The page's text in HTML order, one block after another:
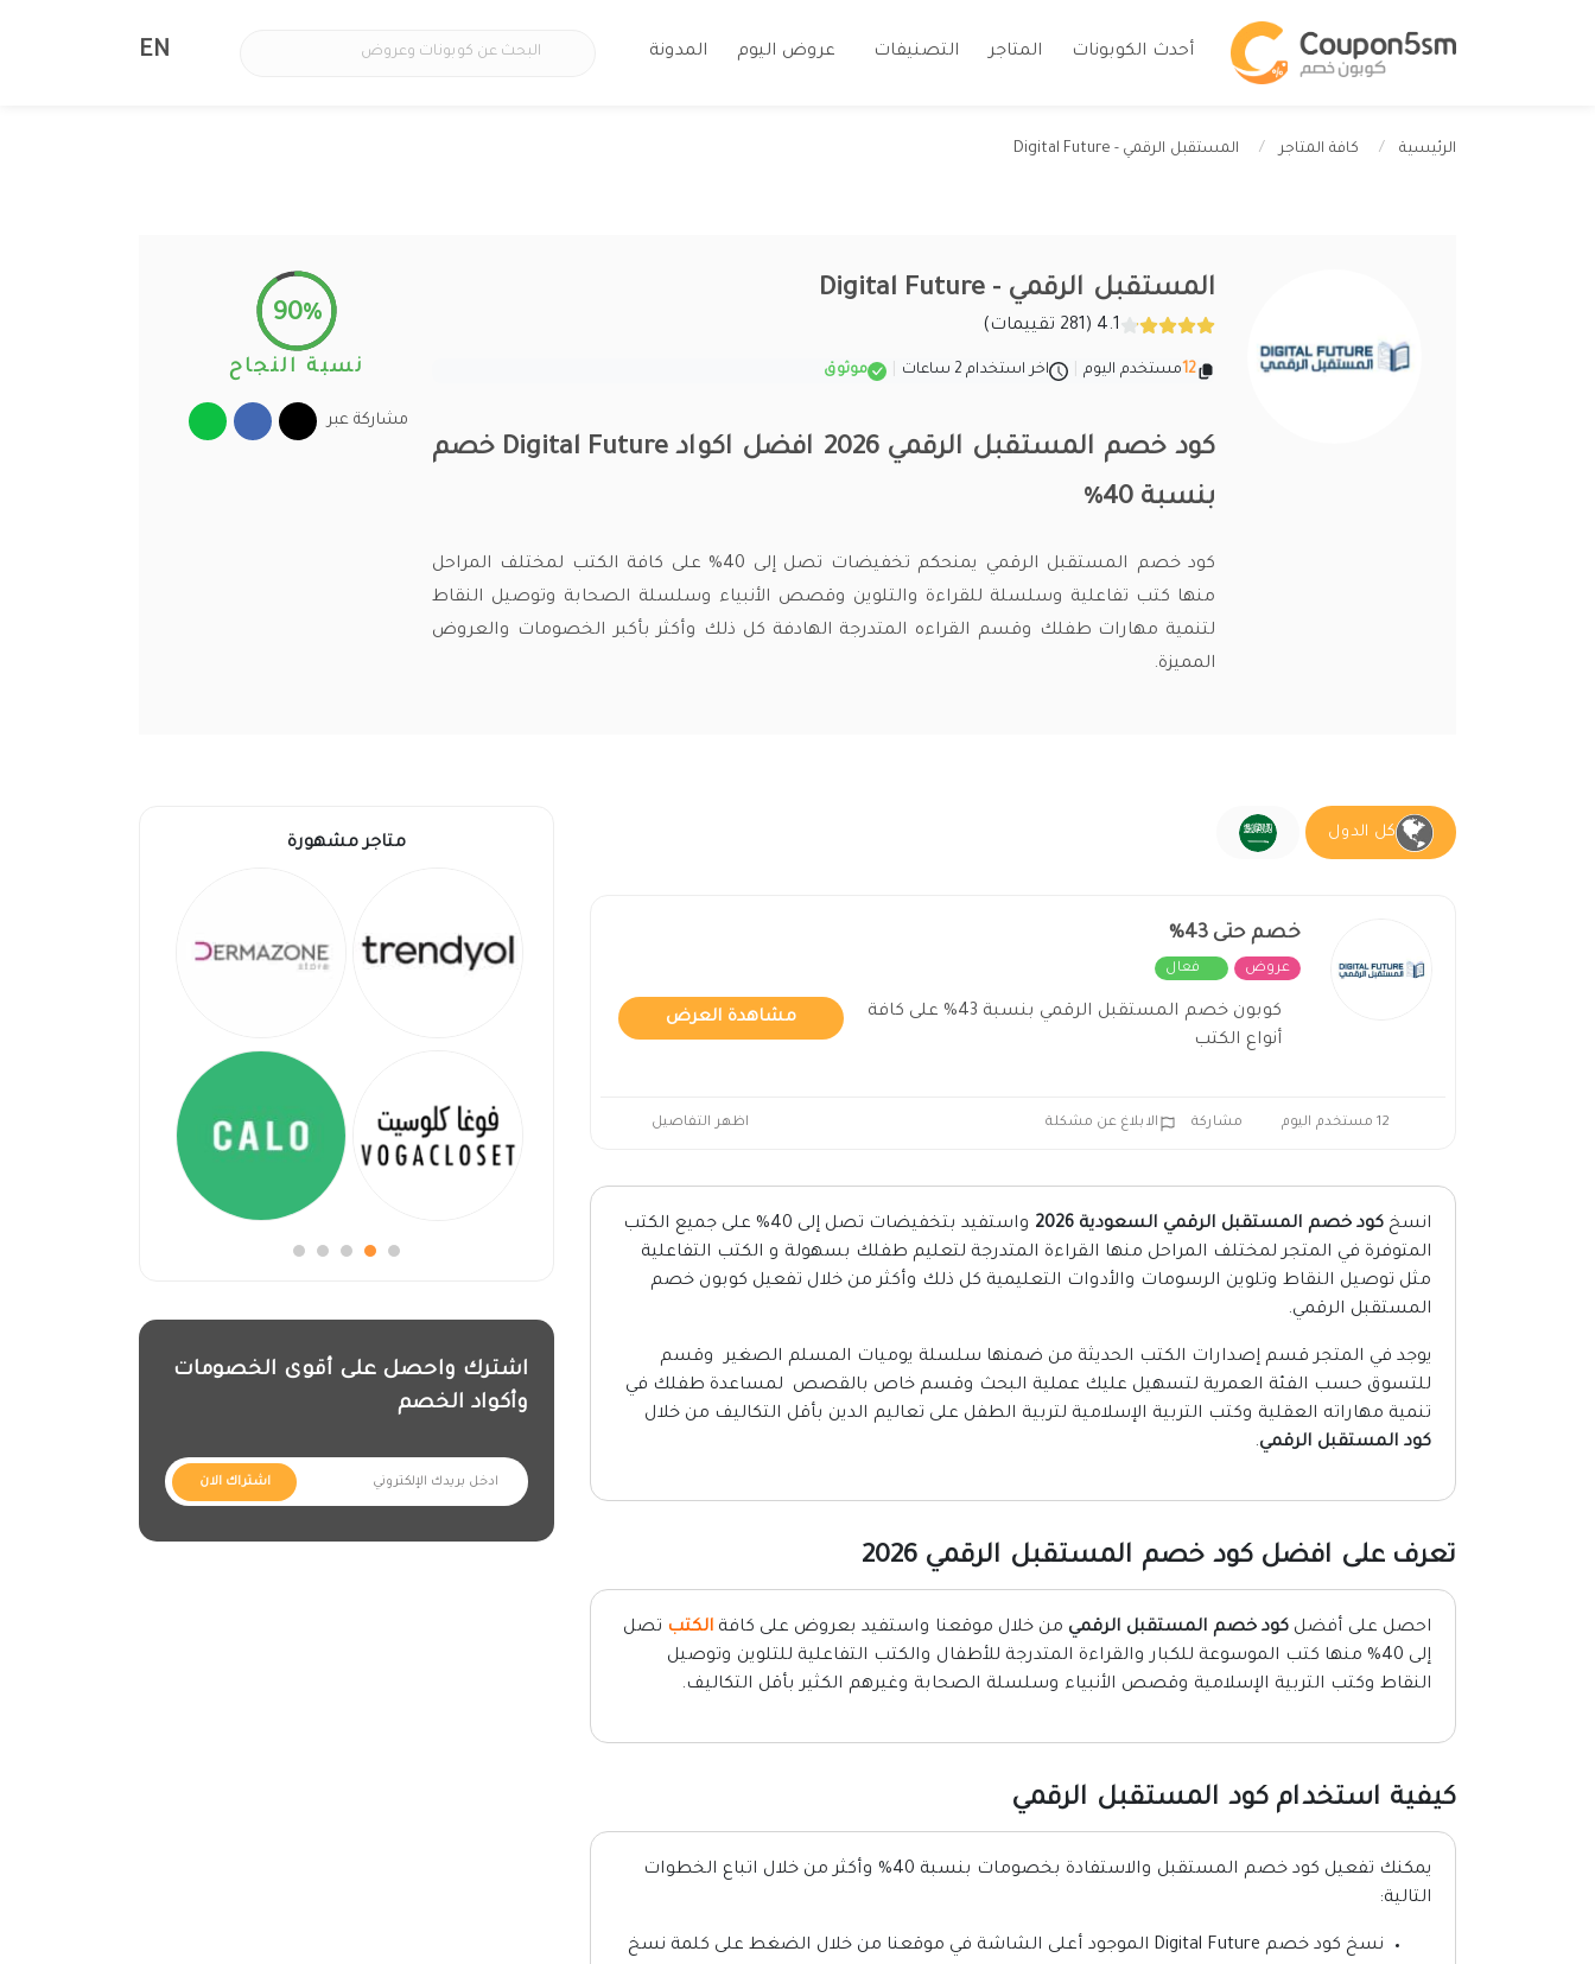
أحدث الكوبونات المتاجر التصنيفات عروض اليوم المدونة EN
الرئيسية كافة المتاجر المستقبل الرقمي - Digital Future
المستقبل الرقمي - Digital Future
4.1 (281 تقييمات)
12 مستخدم اليوم اخر استخدام 2 ساعات موثوق
كود خصم المستقبل الرقمي 2026 افضل اكواد Digital Future خصم
بنسبة 40%
كود خصم المستقبل الرقمي يمنحكم تخفيضات تصل إلى 40% على كافة الكتب لمختلف المراحل
منها كتب تفاعلية وسلسلة للقراءة والتلوين وقصص الأنبياء وسلسلة الصحابة وتوصيل النقاط
لتنمية مهارات طفلك وقسم القراءه المتدرجة الهادفة كل ذلك وأكثر بأكبر الخصومات والعروض
المميزة.
90%
نسبة النجاح
مشاركة عبر
كل الدول
خصم حتى 43%
عروض فعال
كوبون خصم المستقبل الرقمي بنسبة 43% على كافة
أنواع الكتب
مشاهدة العرض
12 مستخدم اليوم مشاركة الابلاغ عن مشكلة اظهر التفاصيل
انسخ كود خصم المستقبل الرقمي السعودية 2026
واستفيد بتخفيضات تصل إلى 40% على جميع الكتب
المتوفرة في المتجر لمختلف المراحل منها القراءة المتدرجة لتعليم طفلك بسهولة و الكتب التفاعلية
مثل توصيل النقاط وتلوين الرسومات والأدوات التعليمية كل ذلك وأكثر من خلال تفعيل كوبون خصم
المستقبل الرقمي.
يوجد في المتجر قسم إصدارات الكتب الحديثة من ضمنها سلسلة يوميات المسلم الصغير وقسم
للتسوق حسب الفئة العمرية لتسهيل عليك عملية البحث وقسم خاص بالقصص لمساعدة طفلك في
تنمية مهاراته العقلية وكتب التربية الإسلامية لتربية الطفل على تعاليم الدين بأقل التكاليف من خلال
كود المستقبل الرقمي.
تعرف على افضل كود خصم المستقبل الرقمي 2026
احصل على أفضل كود خصم المستقبل الرقمي من خلال موقعنا واستفيد بعروض على كافة الكتب تصل
إلى 40% منها كتب الموسوعة للكبار والقراءة المتدرجة للأطفال والكتب التفاعلية للتلوين وتوصيل
النقاط وكتب التربية الإسلامية وقصص الأنبياء وسلسلة الصحابة وغيرهم الكثير بأقل التكاليف.
كيفية استخدام كود المستقبل الرقمي
يمكنك تفعيل كود خصم المستقبل والاستفادة بخصومات بنسبة 40% وأكثر من خلال اتباع الخطوات
التالية:
نسخ كود خصم Digital Future الموجود أعلى الشاشة في موقعنا من خلال الضغط على كلمة نسخ
متاجر مشهورة
اشترك واحصل على أقوى الخصومات
وأكواد الخصم
اشتراك الان